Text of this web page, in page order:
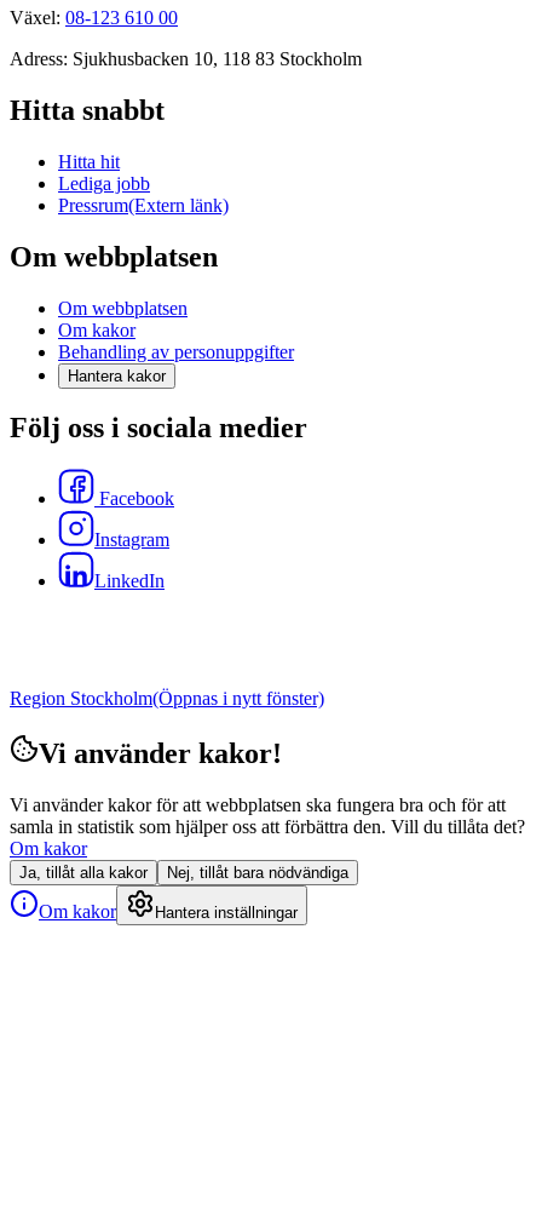
Växel: 08-123 610 00
Adress: Sjukhusbacken 10, 118 83 Stockholm
Hitta snabbt
Hitta hit
Lediga jobb
Pressrum(Extern länk)
Om webbplatsen
Om webbplatsen
Om kakor
Behandling av personuppgifter
Hantera kakor
Följ oss i sociala medier
Facebook
Instagram
LinkedIn
Region Stockholm(Öppnas i nytt fönster)
Vi använder kakor!
Vi använder kakor för att webbplatsen ska fungera bra och för att
samla in statistik som hjälper oss att förbättra den. Vill du tillåta det?
Om kakor
Ja, tillåt alla kakor Nej, tillåt bara nödvändiga
Om kakor Hantera inställningar